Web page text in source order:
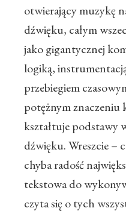
otwierający muzykę
dźwięku, całym
jako gigantycznej
logiką,
przebiegiem
potężnym
kształtuje podstawy
dźwięku. Wreszcie –
chyba radość
tekstowa do
czyta się o tych